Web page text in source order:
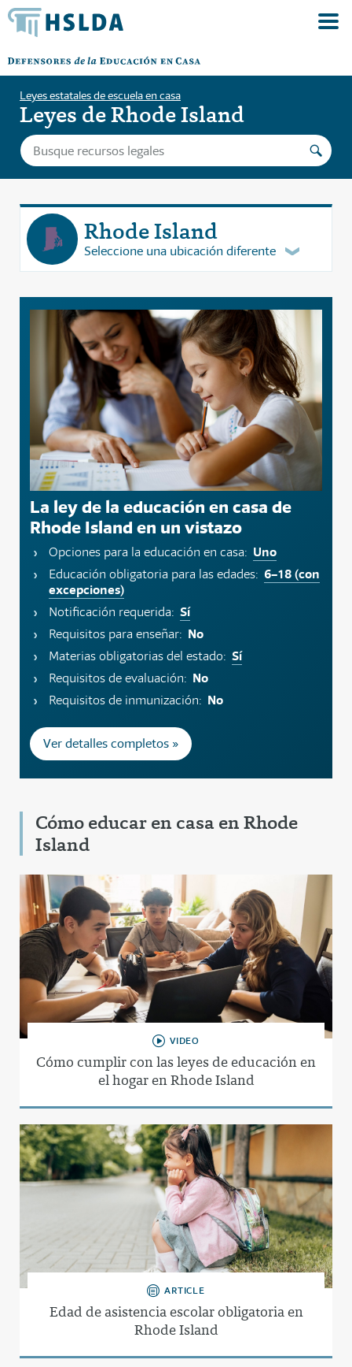
Leyes estatales de escuela en casa
Leyes de Rhode Island
Rhode Island
Seleccione una ubicación diferente
La ley de la educación en casa de
Rhode Island en un vistazo
Opciones para la educación en casa: Uno
Educación obligatoria para las edades: 6–18 (con
excepciones)
Notificación requerida: Sí
Requisitos para enseñar: No
Materias obligatorias del estado: Sí
Requisitos de evaluación: No
Requisitos de inmunización: No
Ver detalles completos »
Cómo educar en casa en Rhode
Island
VIDEO
Cómo cumplir con las leyes de educación en
el hogar en Rhode Island
ARTICLE
Edad de asistencia escolar obligatoria en
Rhode Island